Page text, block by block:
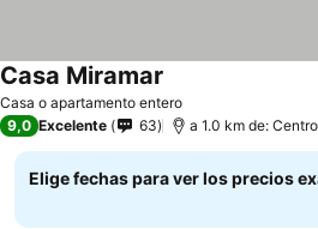
Casa o apartamento entero
Casa Miramar
9,0 Excelente 63 a 1.0 km de:
Elige fechas para ver los precios